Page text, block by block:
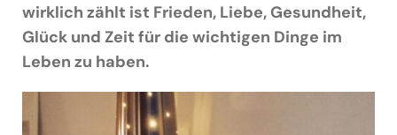
wirklich zählt ist Frieden, Liebe, Gesundheit,
Glück und Zeit für die wichtigen Dinge im
Leben zu haben.